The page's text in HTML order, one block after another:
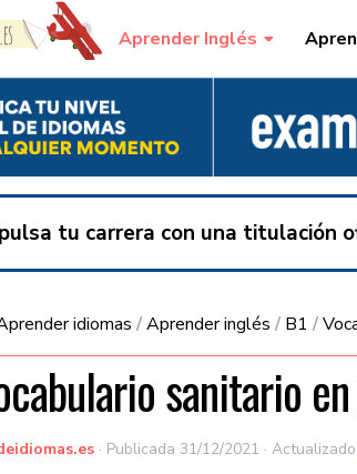
Aprender Inglés
tu carrera con una titulación
idiomas /Aprender inglés / B1 /
sanitario
· Publicada 31/12/2021 · Actualizado